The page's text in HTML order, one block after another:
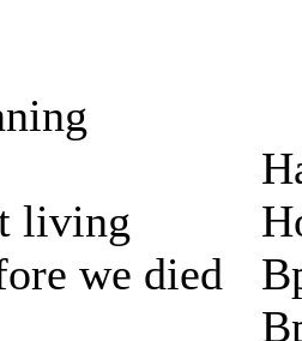
living
we died